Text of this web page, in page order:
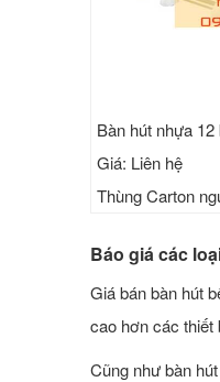
Bàn hút nhựa 12
Giá: Liên hệ
Thùng Carton
Báo giá các
Giá bán bàn hút
cao hơn các thiết
Cũng như bàn